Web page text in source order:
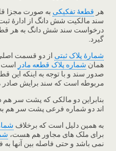
هر قطعۀ تفکیکی به صورت مجزا
سند مالکیت شش دانگ از ادارۀ
درخواست سند شش دانگ به هر
گیرد.
شمارۀ پلاک ثبتی از دو قسمت
همان شماره پلاک قطعه مادر است
صدور سند و با توجه به اینکه این
مربوطه است که سند برایش
بنابراین دو مالکی که پشت سر هم
اند دو شماره فرعی پشت سر هم
به همین دلیل است که برخلاف
برای ملک های مجاور هم هست،
نمی باشد و حتی فاصله بین آنها به